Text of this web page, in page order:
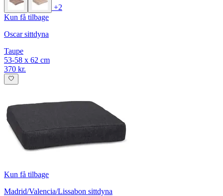
+2
Kun få tilbage
Oscar sittdyna
Taupe
53-58 x 62 cm
370 kr.
Kun få tilbage
Madrid/Valencia/Lissabon sittdyna